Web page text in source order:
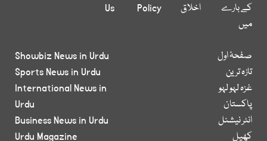
کے بارے
میں
اخلاق
Policy
Us
صفحۂ اول
تازہ ترین
غزہ لہو لہو
پاکستان
انٹر نیشنل
کھیل
Showbiz News in Urdu
Sports News in Urdu
International News in
Urdu
Business News in Urdu
Urdu Magazine